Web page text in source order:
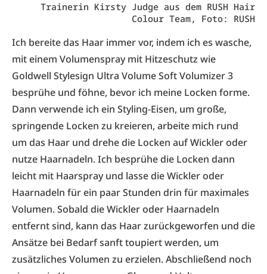
Trainerin Kirsty Judge aus dem RUSH Hair
Colour Team, Foto: RUSH
Ich bereite das Haar immer vor, indem ich es wasche,
mit einem Volumenspray mit Hitzeschutz wie
Goldwell Stylesign Ultra Volume Soft Volumizer 3
besprühe und föhne, bevor ich meine Locken forme.
Dann verwende ich ein Styling-Eisen, um große,
springende Locken zu kreieren, arbeite mich rund
um das Haar und drehe die Locken auf Wickler oder
nutze Haarnadeln. Ich besprühe die Locken dann
leicht mit Haarspray und lasse die Wickler oder
Haarnadeln für ein paar Stunden drin für maximales
Volumen. Sobald die Wickler oder Haarnadeln
entfernt sind, kann das Haar zurückgeworfen und die
Ansätze bei Bedarf sanft toupiert werden, um
zusätzliches Volumen zu erzielen. Abschließend noch